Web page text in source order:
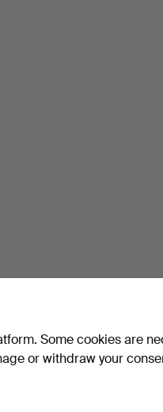
Some cookies are
or withdraw your